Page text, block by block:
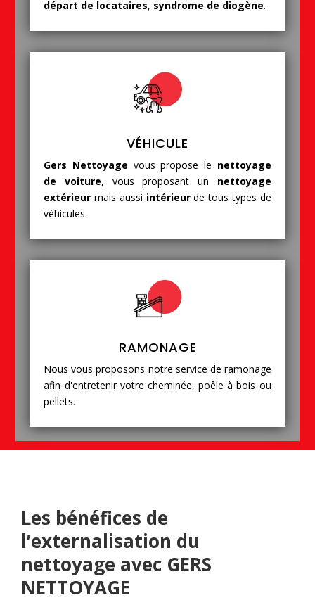
départ de locataires, syndrome de diogène.
VÉHICULE
Gers Nettoyage vous propose le nettoyage
de voiture, vous proposant un nettoyage
extérieur mais aussi intérieurde tous types de
véhicules.
RAMONAGE
Nous vous proposons notre service de ramonage
afin d'entretenir votre cheminée, poêle à bois ou
pellets.
Les bénéfices de
l’externalisation du
nettoyage avec GERS
NETTOYAGE